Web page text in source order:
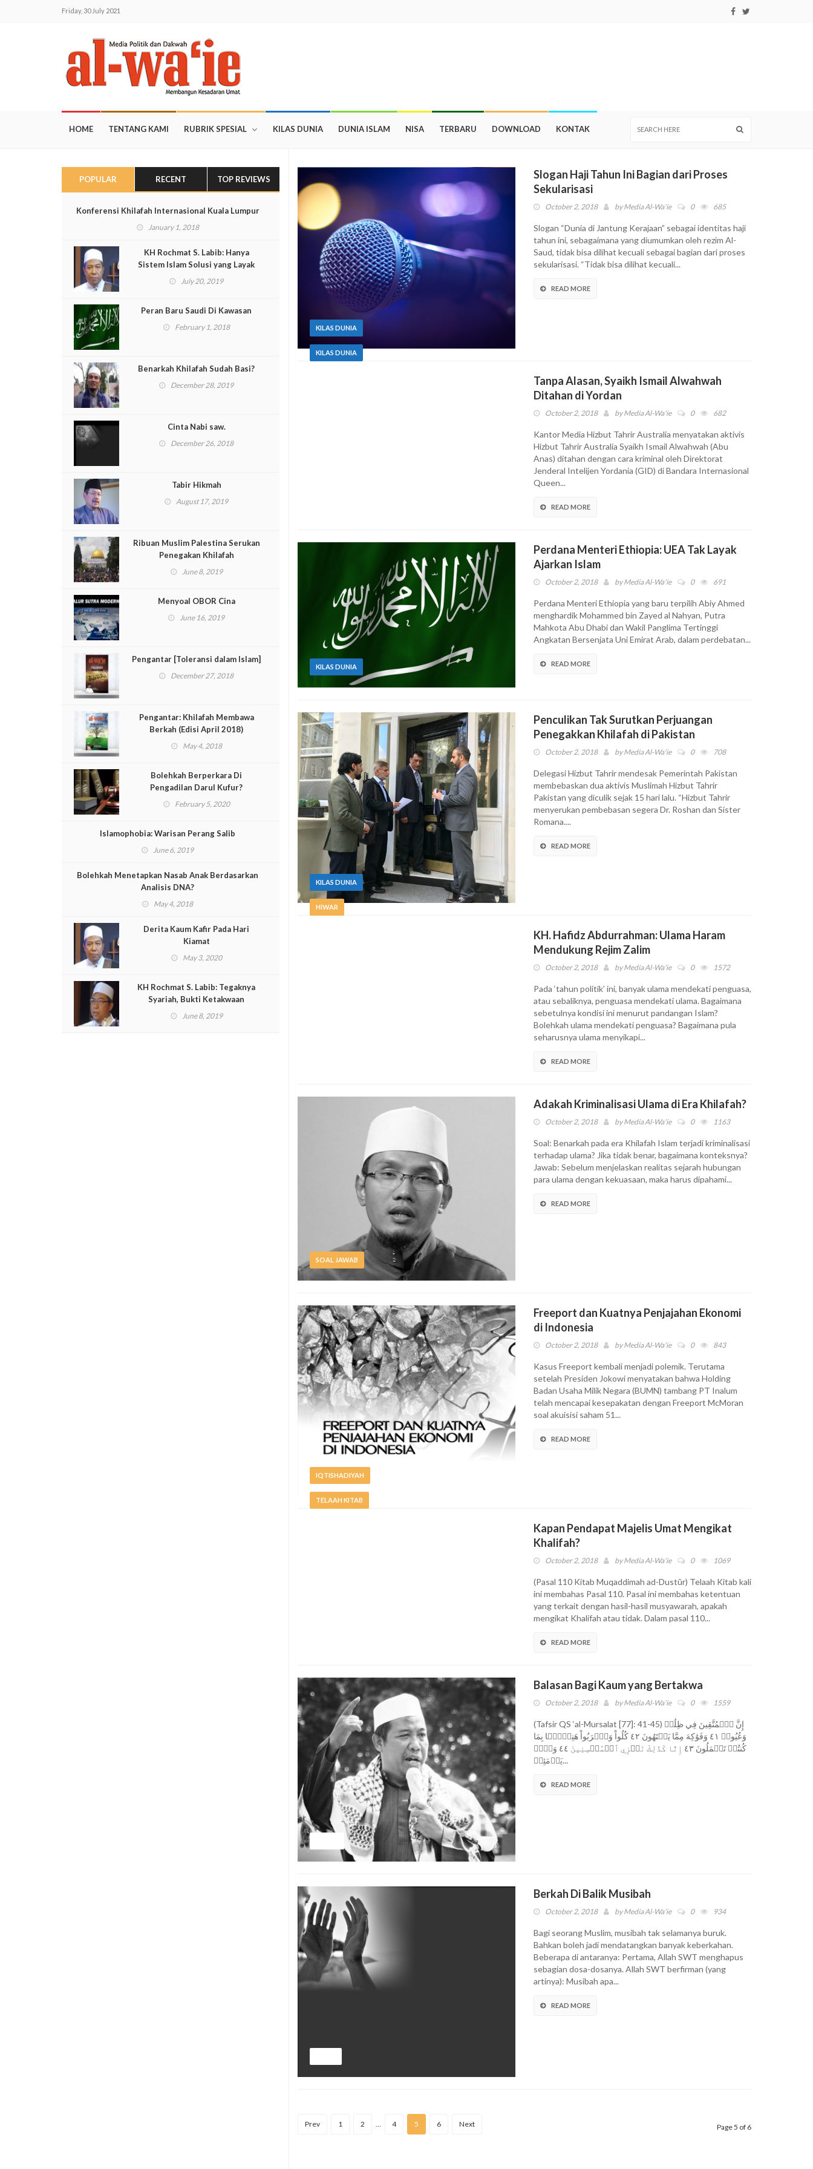
Friday, 30 July 2021
HOME TENTANG KAMI RUBRIK SPESIAL KILAS DUNIA DUNIA ISLAM NISA TERBARU DOWNLOAD KONTAK
POPULAR RECENT TOP REVIEWS
Konferensi Khilafah Internasional Kuala Lumpur
January 1, 2018
KH Rochmat S. Labib: Hanya
Sistem Islam Solusi yang Layak
July 20, 2019
Peran Baru Saudi Di Kawasan
February 1, 2018
Benarkah Khilafah Sudah Basi?
December 28, 2019
Cinta Nabi saw.
December 26, 2018
Tabir Hikmah
August 17, 2019
Ribuan Muslim Palestina Serukan
Penegakan Khilafah
June 8, 2019
Menyoal OBOR Cina
June 16, 2019
Pengantar [Toleransi dalam Islam]
December 27, 2018
Pengantar: Khilafah Membawa
Berkah (Edisi April 2018)
May 4, 2018
Bolehkah Berperkara Di
Pengadilan Darul Kufur?
February 5, 2020
Islamophobia: Warisan Perang Salib
June 6, 2019
Bolehkah Menetapkan Nasab Anak Berdasarkan
Analisis DNA?
May 4, 2018
Derita Kaum Kafir Pada Hari
Kiamat
May 3, 2020
KH Rochmat S. Labib: Tegaknya
Syariah, Bukti Ketakwaan
June 8, 2019
KILAS DUNIA
Slogan Haji Tahun Ini Bagian dari Proses
Sekularisasi
October 2, 2018 byMedia Al-Wa'ie 0 685
Slogan “Dunia di Jantung Kerajaan” sebagai identitas haji
tahun ini, sebagaimana yang diumumkan oleh rezim Al-
Saud, tidak bisa dilihat kecuali sebagai bagian dari proses
sekularisasi. “Tidak bisa dilihat kecuali...
READ MORE
KILAS DUNIA
Tanpa Alasan, Syaikh Ismail Alwahwah
Ditahan di Yordan
October 2, 2018 byMedia Al-Wa'ie 0 682
Kantor Media Hizbut Tahrir Australia menyatakan aktivis
Hizbut Tahrir Australia Syaikh Ismail Alwahwah (Abu
Anas) ditahan dengan cara kriminal oleh Direktorat
Jenderal Intelijen Yordania (GID) di Bandara Internasional
Queen...
READ MORE
KILAS DUNIA
Perdana Menteri Ethiopia: UEA Tak Layak
Ajarkan Islam
October 2, 2018 byMedia Al-Wa'ie 0 691
Perdana Menteri Ethiopia yang baru terpilih Abiy Ahmed
menghardik Mohammed bin Zayed al Nahyan, Putra
Mahkota Abu Dhabi dan Wakil Panglima Tertinggi
Angkatan Bersenjata Uni Emirat Arab, dalam perdebatan...
READ MORE
KILAS DUNIA
Penculikan Tak Surutkan Perjuangan
Penegakkan Khilafah di Pakistan
October 2, 2018 byMedia Al-Wa'ie 0 708
Delegasi Hizbut Tahrir mendesak Pemerintah Pakistan
membebaskan dua aktivis Muslimah Hizbut Tahrir
Pakistan yang diculik sejak 15 hari lalu. “Hizbut Tahrir
menyerukan pembebasan segera Dr. Roshan dan Sister
Romana....
READ MORE
HIWAR
KH. Hafidz Abdurrahman: Ulama Haram
Mendukung Rejim Zalim
October 2, 2018 byMedia Al-Wa'ie 0 1572
Pada ‘tahun politik’ ini, banyak ulama mendekati penguasa,
atau sebaliknya, penguasa mendekati ulama. Bagaimana
sebetulnya kondisi ini menurut pandangan Islam?
Bolehkah ulama mendekati penguasa? Bagaimana pula
seharusnya ulama menyikapi...
READ MORE
SOAL JAWAB
Adakah Kriminalisasi Ulama di Era Khilafah?
October 2, 2018 byMedia Al-Wa'ie 0 1163
Soal: Benarkah pada era Khilafah Islam terjadi kriminalisasi
terhadap ulama? Jika tidak benar, bagaimana konteksnya?
Jawab: Sebelum menjelaskan realitas sejarah hubungan
para ulama dengan kekuasaan, maka harus dipahami...
READ MORE
IQTISHADIYAH
Freeport dan Kuatnya Penjajahan Ekonomi
di Indonesia
October 2, 2018 byMedia Al-Wa'ie 0 843
Kasus Freeport kembali menjadi polemik. Terutama
setelah Presiden Jokowi menyatakan bahwa Holding
Badan Usaha Milik Negara (BUMN) tambang PT Inalum
telah mencapai kesepakatan dengan Freeport McMoran
soal akuisisi saham 51...
READ MORE
TELAAH KITAB
Kapan Pendapat Majelis Umat Mengikat
Khalifah?
October 2, 2018 byMedia Al-Wa'ie 0 1069
(Pasal 110 Kitab Muqaddimah ad-Dustûr) Telaah Kitab kali
ini membahas Pasal 110. Pasal ini membahas ketentuan
yang terkait dengan hasil-hasil musyawarah, apakah
mengikat Khalifah atau tidak. Dalam pasal 110...
READ MORE
Balasan Bagi Kaum yang Bertakwa
October 2, 2018 byMedia Al-Wa'ie 0 1559
(Tafsir QS ‘al-Mursalat [77]: 41-45) إِنَّ ٱلۡمُتَّقِينَ فِي ظِلَٰلٖ
وَعُيُونٖ ٤١ وَفَوَٰكِهَ مِمَّا يَشۡتَهُونَ ٤٢ كُلُواْ وَٱشۡرَبُواْ هَنِيٓ‍َٔۢا بِمَا
كُنتُمۡ تَعۡمَلُونَ ٤٣ إِنَّا كَذَٰلِكَ نَجۡزِي ٱلۡمُحۡسِنِينَ ٤٤ وَيۡلٞ
يَوۡمَئِذٖ...
READ MORE
Berkah Di Balik Musibah
October 2, 2018 byMedia Al-Wa'ie 0 934
Bagi seorang Muslim, musibah tak selamanya buruk.
Bahkan boleh jadi mendatangkan banyak keberkahan.
Beberapa di antaranya: Pertama, Allah SWT menghapus
sebagian dosa-dosanya. Allah SWT berfirman (yang
artinya): Musibah apa...
READ MORE
Prev 1 2 … 4 5 6 Next Page 5 of 6